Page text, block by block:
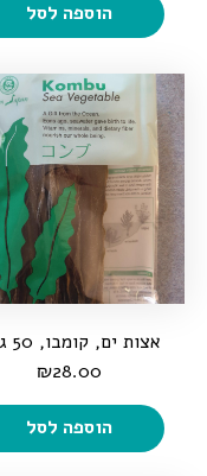
הוספה לסל
אצות ים, קומבו, 50 גרם
₪28.00
הוספה לסל